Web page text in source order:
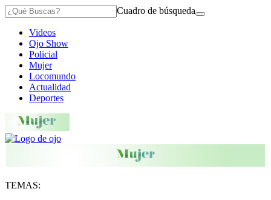
Cuadro de búsqueda
Videos
Ojo Show
Policial
Mujer
Locomundo
Actualidad
Deportes
TEMAS: